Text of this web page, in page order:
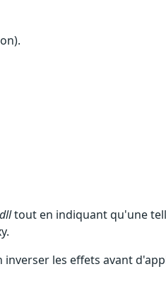
tout en indiquant qu'une
les effets avant